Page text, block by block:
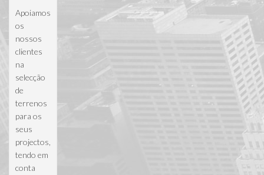
Apoiamos
os
nossos
clientes
na
selecção
de
terrenos
para os
seus
projectos,
tendo em
conta